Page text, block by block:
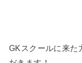
GKスクールに来た